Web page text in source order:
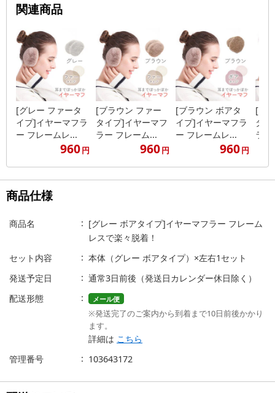
関連商品
[グレー ファータ
イプ]イヤーマフラ
ー フレームレ...
960円
[ブラウン ファー
タイプ]イヤーマフ
ラー フレーム...
960円
[ブラウン ボアタ
イプ]イヤーマフラ
ー フレームレ...
960円
[ク
タ
ラ
商品仕様
商品名
[グレー ボアタイプ]イヤーマフラー フレーム
レスで楽々脱着！
セット内容
本体（グレー ボアタイプ）×左右1セット
発送予定日
通常3日前後（発送日カレンダー休日除く）
配送形態
メール便
※発送完了のご案内から到着まで10日前後かかり
ます。
詳細は こちら
管理番号
103643172